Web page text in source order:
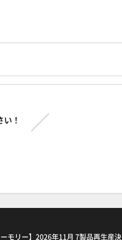
！
ーモリー】2026年11月 7製品再生産決